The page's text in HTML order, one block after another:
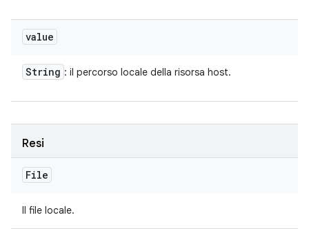
value
String : il percorso locale della risorsa host.
Resi
File
Il file locale.